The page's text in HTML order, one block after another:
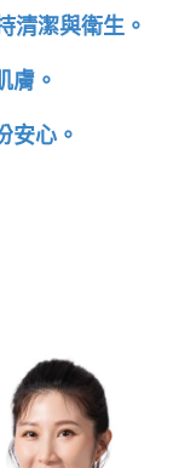
清潔與衛生。
膚。
安心。